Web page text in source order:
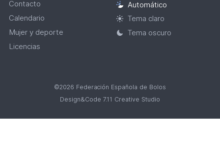
Contacto
Calendario
Mujer y deporte
Licencias
Selección
de
tema
Automático
Tema claro
Tema oscuro
©2026 Federación Española de Bolos
Design&Code 7.11 Creative Studio